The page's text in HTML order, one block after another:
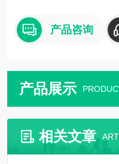
适用：敏感环境（如水域周
产品咨询
产品展示
相关文章